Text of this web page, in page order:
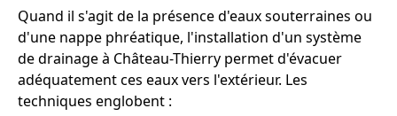
Quand il s'agit de la présence d'eaux souterraines ou
d'une nappe phréatique, l'installation d'un système
de drainage à Château-Thierry permet d'évacuer
adéquatement ces eaux vers l'extérieur. Les
techniques englobent :